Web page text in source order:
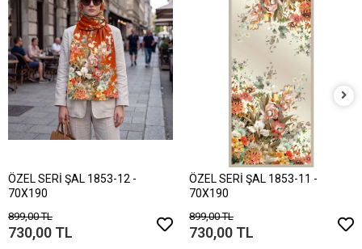
ÖZEL SERİ ŞAL 1853-12 -
70X190
899,00 TL
730,00 TL
ÖZEL SERİ ŞAL 1853-11 -
70X190
899,00 TL
730,00 TL